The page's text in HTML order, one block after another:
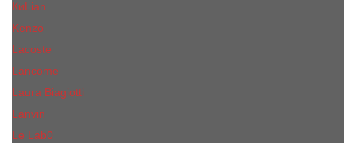
КиLian
Kenzo
Lacoste
Lancome
Laura Biagiotti
Lanvin
Lе Lab0